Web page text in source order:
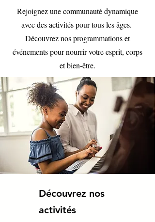
Rejoignez une communauté dynamique
avec des activités pour tous les âges.
Découvrez nos programmations et
événements pour nourrir votre esprit, corps
et bien-être.
Découvrez nos
activités